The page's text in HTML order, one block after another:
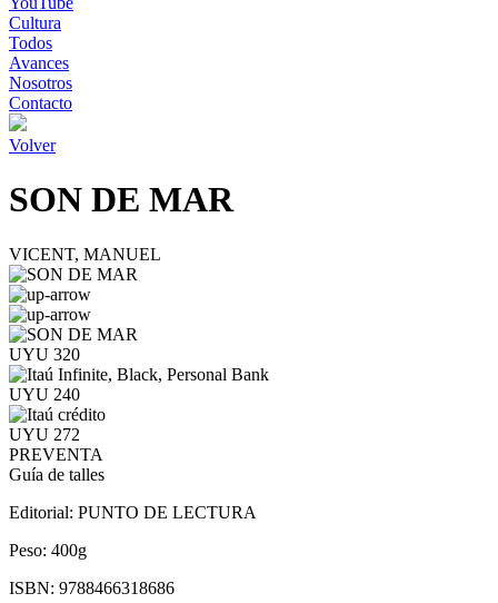
Cultura
Todos
Avances
Nosotros
Contacto
Volver
SON DE MAR
VICENT, MANUEL
UYU 320
UYU 240
UYU 272
PREVENTA
Guía de talles
Editorial: PUNTO DE LECTURA
Peso: 400g
ISBN: 9788466318686